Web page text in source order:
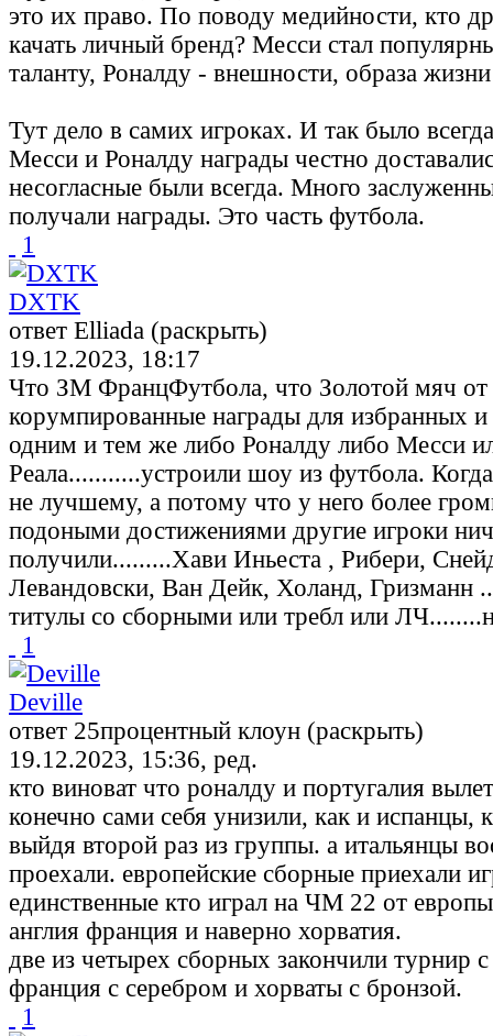
это их право. По поводу медийности, кто
качать личный бренд? Месси стал
таланту, Роналду - внешности, образа
Тут дело в самих игроках. И так было
Месси и Роналду награды честно
несогласные были всегда. Много
получали награды. Это часть футбола.
1
DXTK
ответ Elliada (раскрыть)
19.12.2023, 18:17
Что ЗМ ФранцФутбола, что Золотой мяч
корумпированные награды для избранных и
одним и тем же либо Роналду либо Месси
Реала...........устроили шоу из футбола. Когда
не лучшему, а потому что у него более
подоными достижениями другие игроки
получили.........Хави Иньеста , Рибери,
Левандовски, Ван Дейк, Холанд, Гризманн
титулы со сборными или требл или
1
Deville
ответ 25процентный клоун (раскрыть)
19.12.2023, 15:36, ред.
кто виноват что роналду и португалия
конечно сами себя унизили, как и испанцы,
выйдя второй раз из группы. а итальянцы
проехали. европейские сборные приехали
единственные кто играл на ЧМ 22 от
англия франция и наверно хорватия.
две из четырех сборных закончили турнир
франция с серебром и хорваты с бронзой.
1